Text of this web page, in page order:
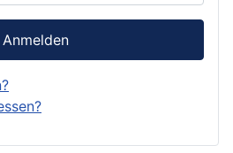
Anmelden